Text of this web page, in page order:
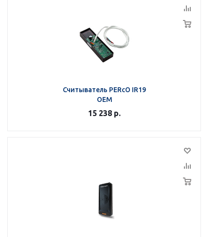
Считыватель PERcO IR19
OEM
15 238 р.